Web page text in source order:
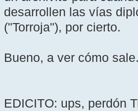
desarrollen las ví­as
("Torroja"), por cierto.
Bueno, a ver cómo
EDICITO: ups, perdón